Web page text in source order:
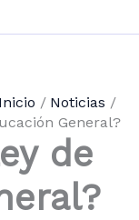
Inicio
Noticias
General?
de